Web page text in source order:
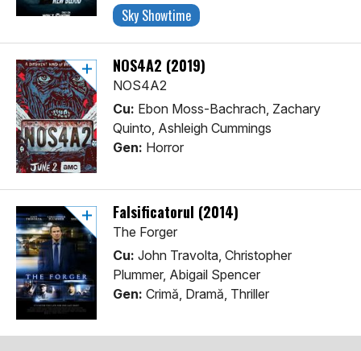
Sky Showtime
NOS4A2 (2019)
NOS4A2
Cu: Ebon Moss-Bachrach, Zachary
Quinto, Ashleigh Cummings
Gen: Horror
Falsificatorul (2014)
The Forger
Cu: John Travolta, Christopher
Plummer, Abigail Spencer
Gen: Crimă, Dramă, Thriller